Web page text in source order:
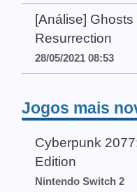
[Análise]
Resurrection
28/05/2021 08:53
Jogos mais
Cyberpunk
Edition
Nintendo Switch 2